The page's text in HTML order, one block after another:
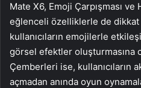
Mate X6, Emoji Çarpışması
eğlenceli özelliklerle de dikkat
kullanıcıların emojilerle
görsel efektler oluşturmasına
Çemberleri ise, kullanıcıların
açmadan anında oyun